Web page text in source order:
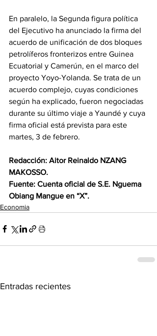
En paralelo, la Segunda figura política
del Ejecutivo ha anunciado la firma del
acuerdo de unificación de dos bloques
petrolíferos fronterizos entre Guinea
Ecuatorial y Camerún, en el marco del
proyecto Yoyo-Yolanda. Se trata de un
acuerdo complejo, cuyas condiciones
según ha explicado, fueron negociadas
durante su último viaje a Yaundé y cuya
firma oficial está prevista para este
martes, 3 de febrero.
Redacción: Aitor Reinaldo NZANG
MAKOSSO.
Fuente: Cuenta oficial de S.E. Nguema
Obiang Mangue en “X”.
Economia
Entradas recientes